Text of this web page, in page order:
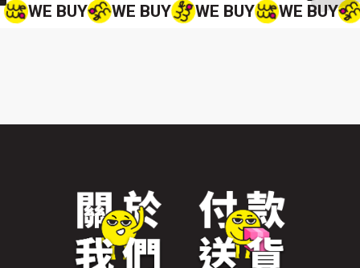
WE BUY WE BUY WE BUY WE BUY